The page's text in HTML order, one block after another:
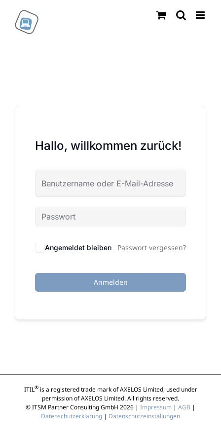
Inhalt
springen
Hallo, willkommen zurück!
Angemeldet bleiben Passwort vergessen?
Anmelden
ITIL®is a registered trade mark of AXELOS Limited, used under
permission of AXELOS Limited. All rights reserved.
© ITSM Partner Consulting GmbH 2026 | Impressum | AGB |
Datenschutzerklärung | Datenschutzeinstallungen